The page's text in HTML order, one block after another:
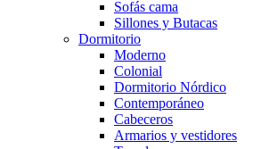
Sofás cama
Sillones y Butacas
Dormitorio
Moderno
Colonial
Dormitorio Nórdico
Contemporáneo
Cabeceros
Armarios y vestidores